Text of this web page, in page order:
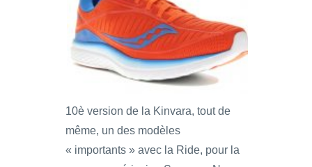
10è version de la Kinvara, tout de
même, un des modèles
« importants » avec la Ride, pour la